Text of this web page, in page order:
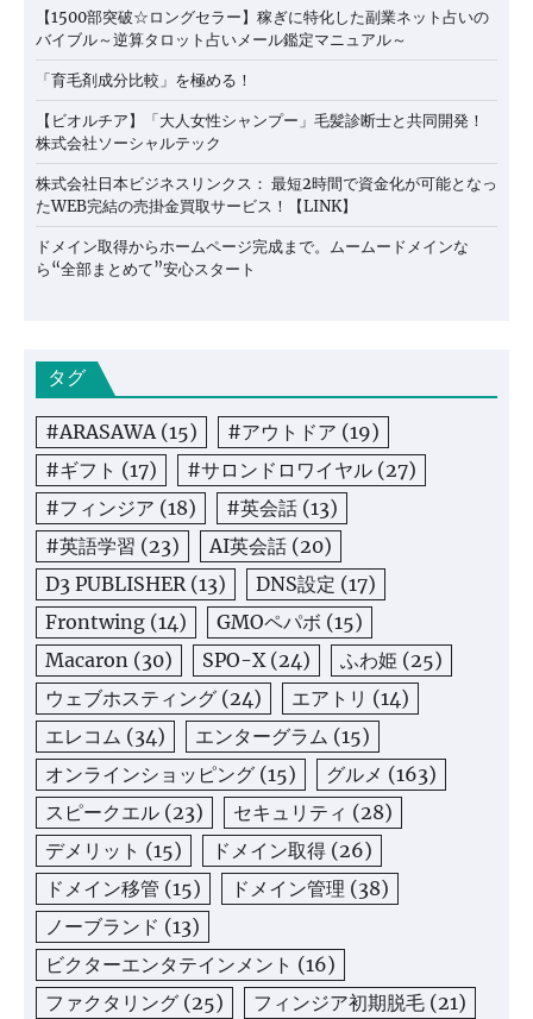
【1500部突破☆ロングセラー】稼ぎに特化した副業ネット占いの
バイブル～逆算タロット占いメール鑑定マニュアル～
「育毛剤成分比較」を極める！
【ビオルチア】「大人女性シャンプー」毛髪診断士と共同開発！
株式会社ソーシャルテック
株式会社日本ビジネスリンクス： 最短2時間で資金化が可能となっ
たWEB完結の売掛金買取サービス！【LINK】
ドメイン取得からホームページ完成まで。ムームードメインな
ら“全部まとめて”安心スタート
タグ
#ARASAWA(15) #アウトドア (19)
#ギフト (17) #サロンドロワイヤル (27)
#フィンジア (18) #英会話 (13)
#英語学習 (23) AI英会話 (20)
D3 PUBLISHER(13) DNS設定 (17)
Frontwing (14) GMOペパボ (15)
Macaron (30) SPO-X(24) ふわ姫 (25)
ウェブホスティング (24) エアトリ (14)
エレコム (34) エンターグラム (15)
オンラインショッピング (15) グルメ (163)
スピークエル (23) セキュリティ (28)
デメリット (15) ドメイン取得 (26)
ドメイン移管 (15) ドメイン管理 (38)
ノーブランド (13)
ビクターエンタテインメント (16)
ファクタリング (25) フィンジア初期脱毛 (21)